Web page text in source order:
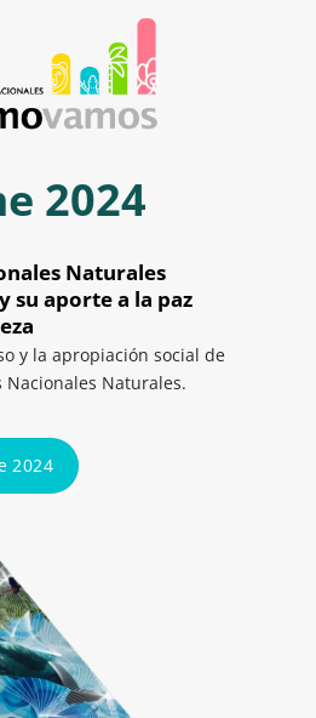
2024
Naturales
su aporte a la paz
y la apropiación social de
Nacionales Naturales.
2024